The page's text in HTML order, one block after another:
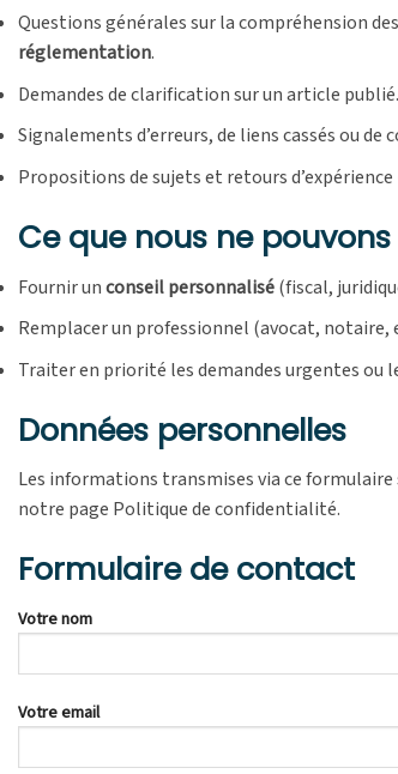
Questions générales sur la compréhension
réglementation.
Demandes de clarification sur un article publié.
Signalements d’erreurs, de liens cassés ou de
Propositions de sujets et retours
Ce que nous ne
Fournir unconseil personnalisé(fiscal,
Remplacer un professionnel (avocat,
Traiter en priorité les demandes urgentes ou
Données personnelles
Les informations transmises via ce
notre page Politique de confidentialité.
Formulaire de contact
Votre nom
Votre email